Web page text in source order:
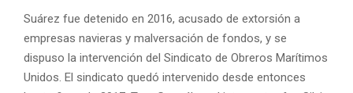
Suárez fue detenido en 2016, acusado de extorsión a
empresas navieras y malversación de fondos, y se
dispuso la intervención del Sindicato de Obreros Marítimos
Unidos. El sindicato quedó intervenido desde entonces